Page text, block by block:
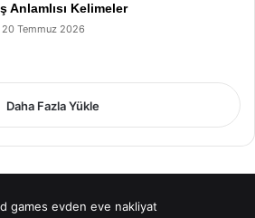
Anlamlısı Kelimeler
20 Temmuz 2026
Daha Fazla Yükle
games evden eve nakliyat